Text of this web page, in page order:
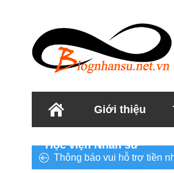
Giới thiệu
Học viện Nhân sư
Thông báo vui hỗ trợ tiền